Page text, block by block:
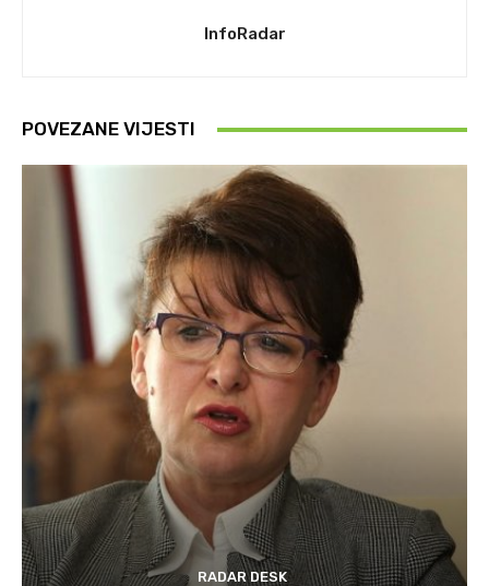
InfoRadar
POVEZANE VIJESTI
RADAR DESK